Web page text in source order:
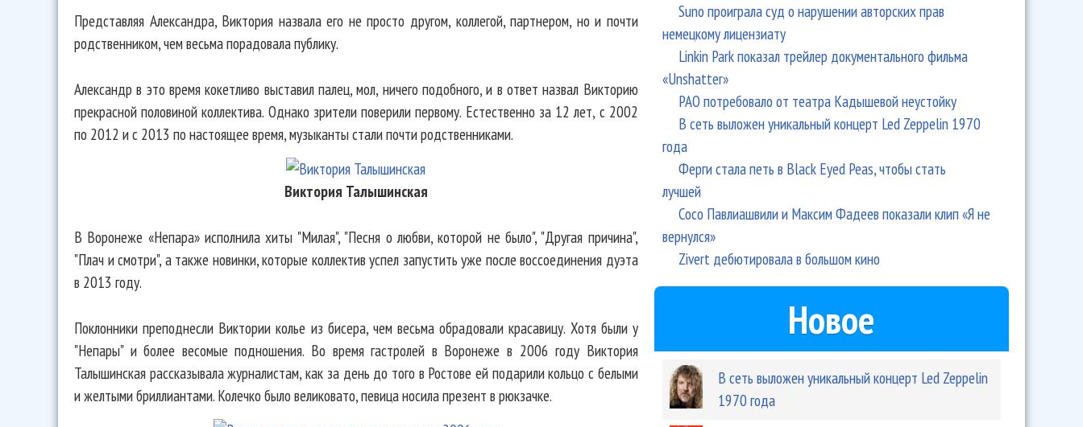
Представляя Александра, Виктория назвала его не просто другом, коллегой, партнером, но и почти
родственником, чем весьма порадовала публику.
Александр в это время кокетливо выставил палец, мол, ничего подобного, и в ответ назвал Викторию
прекрасной половиной коллектива. Однако зрители поверили первому. Естественно за 12 лет, с 2002
по 2012 и с 2013 по настоящее время, музыканты стали почти родственниками.
Виктория Талышинская
В Воронеже «Непара» исполнила хиты "Милая", "Песня о любви, которой не было", "Другая причина",
"Плач и смотри", а также новинки, которые коллектив успел запустить уже после воссоединения дуэта
в 2013 году.
Поклонники преподнесли Виктории колье из бисера, чем весьма обрадовали красавицу. Хотя были у
"Непары" и более весомые подношения. Во время гастролей в Воронеже в 2006 году Виктория
Талышинская рассказывала журналистам, как за день до того в Ростове ей подарили кольцо с белыми
и желтыми бриллиантами. Колечко было великовато, певица носила презент в рюкзачке.
Suno проиграла суд о нарушении авторских прав
немецкому лицензиату
Linkin Park показал трейлер документального фильма
«Unshatter»
РАО потребовало от театра Кадышевой неустойку
В сеть выложен уникальный концерт Led Zeppelin 1970
года
Ферги стала петь в Black Eyed Peas, чтобы стать
лучшей
Сосо Павлиашвили и Максим Фадеев показали клип «Я не
вернулся»
Zivert дебютировала в большом кино
Новое
В сеть выложен уникальный концерт Led Zeppelin
1970 года